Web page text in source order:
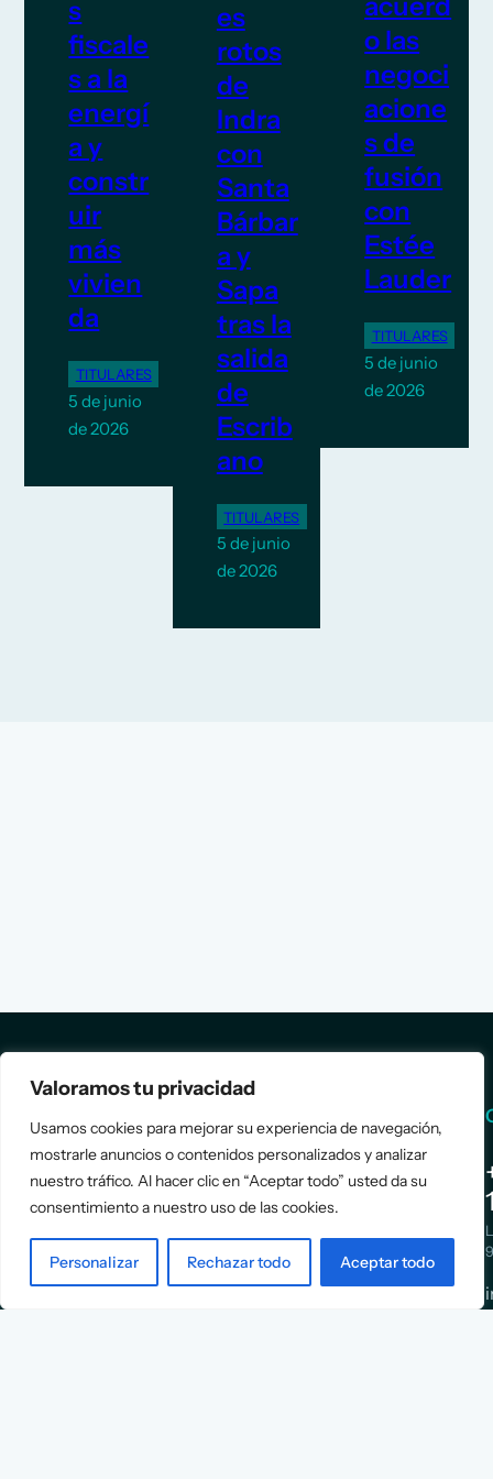
Valoramos tu privacidad
Usamos cookies para mejorar su experiencia de navegación,
mostrarle anuncios o contenidos personalizados y analizar
nuestro tráfico. Al hacer clic en “Aceptar todo” usted da su
consentimiento a nuestro uso de las cookies.
Personalizar Rechazar todo Aceptar todo
s
fiscale
s a la
energí
a y
constr
uir
más
vivien
da
TITULARES
5 de junio
de 2026
es
rotos
de
Indra
con
Santa
Bárbar
a y
Sapa
tras la
salida
de
Escrib
ano
TITULARES
5 de junio
de 2026
o las
negoci
acione
s de
fusión
con
Estée
Lauder
TITULARES
5 de junio
de 2026
Española
Assessment
Positioning
Strategy
Implementation
About Us
Cases
Blog
Terms &